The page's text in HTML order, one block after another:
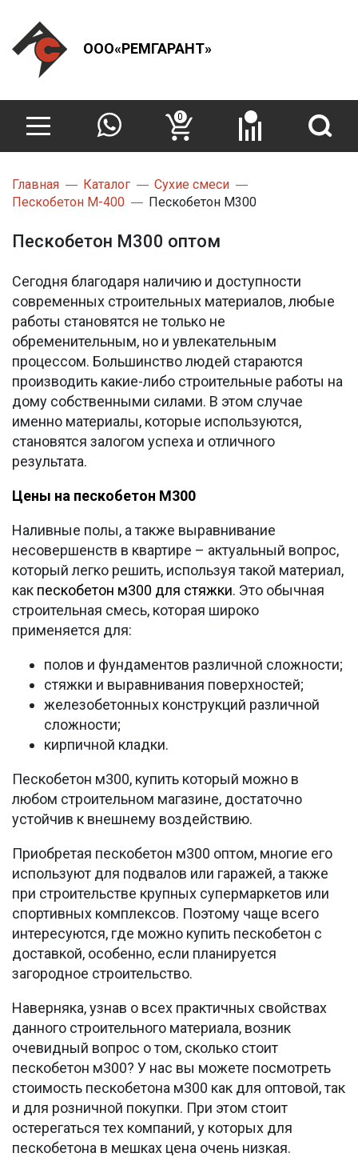
ООО«РЕМГАРАНТ»
0
Главная Каталог
Сухие смеси
Пескобетон М-400
Пескобетон М300
Пескобетон М300 оптом
Сегодня благодаря наличию и доступности
современных строительных материалов, любые
работы становятся не только не
обременительным, но и увлекательным
процессом. Большинство людей стараются
производить какие-либо строительные работы на
дому собственными силами. В этом случае
именно материалы, которые используются,
становятся залогом успеха и отличного
результата.
Цены на пескобетон М300
Наливные полы, а также выравнивание
несовершенств в квартире – актуальный вопрос,
который легко решить, используя такой материал,
как пескобетон м300 для стяжки. Это обычная
строительная смесь, которая широко
применяется для:
полов и фундаментов различной сложности;
стяжки и выравнивания поверхностей;
железобетонных конструкций различной
сложности;
кирпичной кладки.
Пескобетон м300, купить который можно в
любом строительном магазине, достаточно
устойчив к внешнему воздействию.
Приобретая пескобетон м300 оптом, многие его
используют для подвалов или гаражей, а также
при строительстве крупных супермаркетов или
спортивных комплексов. Поэтому чаще всего
интересуются, где можно купить пескобетон с
доставкой, особенно, если планируется
загородное строительство.
Наверняка, узнав о всех практичных свойствах
данного строительного материала, возник
очевидный вопрос о том, сколько стоит
пескобетон м300? У нас вы можете посмотреть
стоимость пескобетона м300 как для оптовой, так
и для розничной покупки. При этом стоит
остерегаться тех компаний, у которых для
пескобетона в мешках цена очень низкая.